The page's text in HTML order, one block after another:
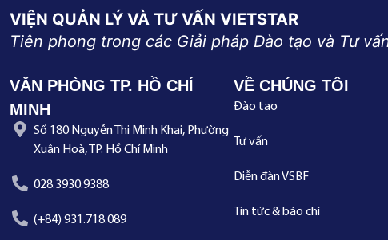
VIỆN QUẢN LÝ VÀ TƯ VẤN VIETSTAR
Tiên phong trong các Giải pháp Đào tạo và Tư
VĂN PHÒNG TP. HỒ CHÍ
MINH
Số 180 Nguyễn Thị Minh Khai, Phường
Xuân Hoà, TP. Hồ Chí Minh
028.3930.9388
(+84) 931.718.089
VỀ CHÚNG TÔI
Đào tạo
Tư vấn
Diễn đàn VSBF
Tin tức & báo chí